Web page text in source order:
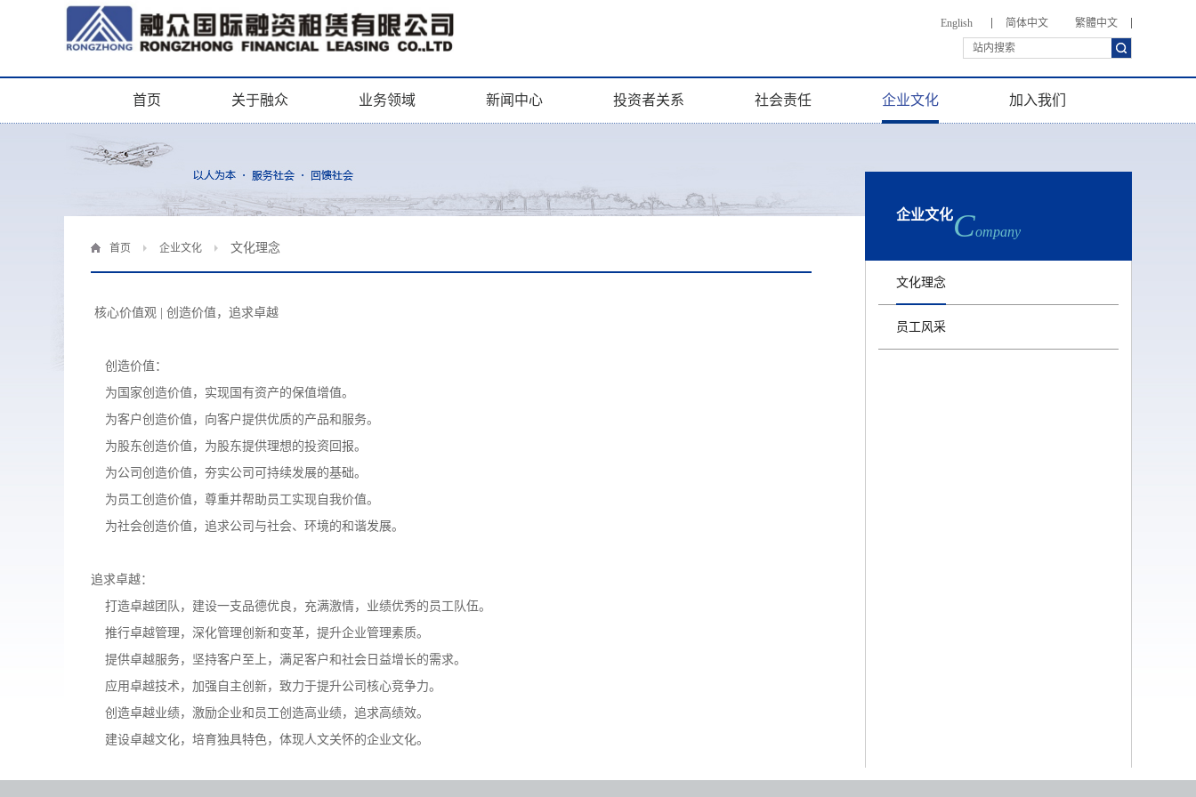
English 简体中文 繁體中文
首页 关于融众 业务领域 新闻中心 投资者关系 社会责任 企业文化 加入我们
首页 企业文化 文化理念
核心价值观 | 创造价值，追求卓越
创造价值：
为国家创造价值，实现国有资产的保值增值。
为客户创造价值，向客户提供优质的产品和服务。
为股东创造价值，为股东提供理想的投资回报。
为公司创造价值，夯实公司可持续发展的基础。
为员工创造价值，尊重并帮助员工实现自我价值。
为社会创造价值，追求公司与社会、环境的和谐发展。
追求卓越：
打造卓越团队，建设一支品德优良，充满激情，业绩优秀的员工队伍。
推行卓越管理，深化管理创新和变革，提升企业管理素质。
提供卓越服务，坚持客户至上，满足客户和社会日益增长的需求。
应用卓越技术，加强自主创新，致力于提升公司核心竞争力。
创造卓越业绩，激励企业和员工创造高业绩，追求高绩效。
建设卓越文化，培育独具特色，体现人文关怀的企业文化。
企业文化Company
文化理念
员工风采